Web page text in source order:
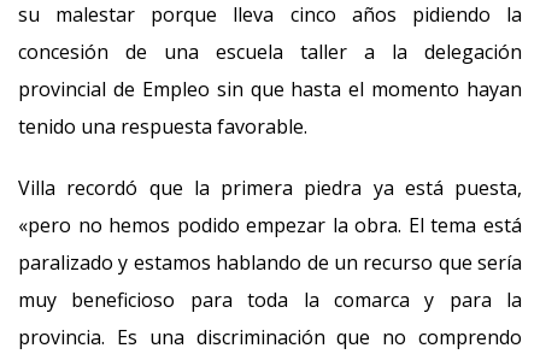
su malestar porque lleva cinco años pidiendo la
concesión de una escuela taller a la delegación
provincial de Empleo sin que hasta el momento hayan
tenido una respuesta favorable.
Villa recordó que la primera piedra ya está puesta,
«pero no hemos podido empezar la obra. El tema está
paralizado y estamos hablando de un recurso que sería
muy beneficioso para toda la comarca y para la
provincia. Es una discriminación que no comprendo